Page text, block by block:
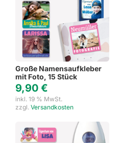
Große Namensaufkleber
mit Foto, 15 Stück
9,90 €
inkl. 19 % MwSt.
zzgl. Versandkosten